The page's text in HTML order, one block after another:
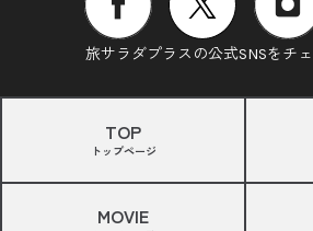
旅サラダプラスの公式SNSをチ
TOP
トップページ
MOVIE